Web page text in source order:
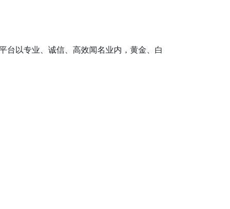
台以专业、诚信、高效闻名业内，黄金、白